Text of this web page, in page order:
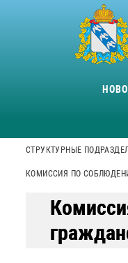
СТРУКТУРНЫЕ
КОМИССИЯ ПО